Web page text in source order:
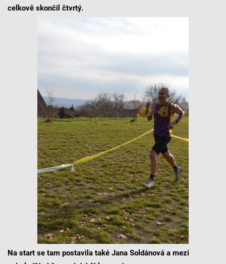
celkově skončil čtvrtý.
Na start se tam postavila také Jana Soldánová a mezi